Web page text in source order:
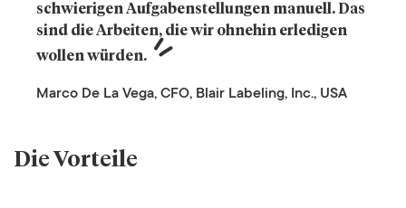
schwierigen Aufgabenstellungen manuell. Das
sind die Arbeiten, die wir ohnehin erledigen
wollen würden.
Marco De La Vega, CFO, Blair Labeling, Inc., USA
Die Vorteile